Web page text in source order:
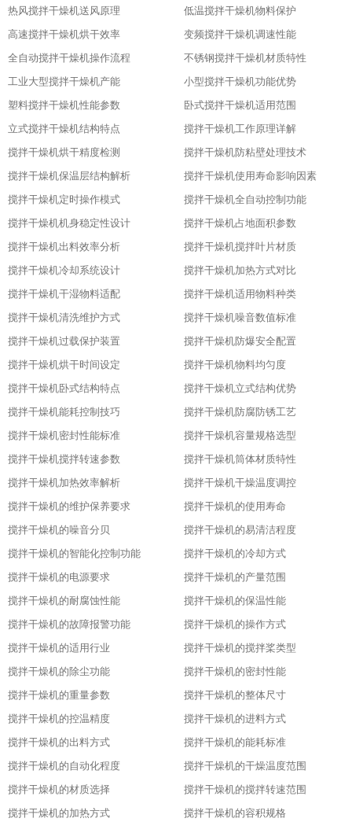
热风搅拌干燥机送风原理
低温搅拌干燥机物料保护
高速搅拌干燥机烘干效率
变频搅拌干燥机调速性能
全自动搅拌干燥机操作流程
不锈钢搅拌干燥机材质特性
工业大型搅拌干燥机产能
小型搅拌干燥机功能优势
塑料搅拌干燥机性能参数
卧式搅拌干燥机适用范围
立式搅拌干燥机结构特点
搅拌干燥机工作原理详解
搅拌干燥机烘干精度检测
搅拌干燥机防粘壁处理技术
搅拌干燥机保温层结构解析
搅拌干燥机使用寿命影响因素
搅拌干燥机定时操作模式
搅拌干燥机全自动控制功能
搅拌干燥机机身稳定性设计
搅拌干燥机占地面积参数
搅拌干燥机出料效率分析
搅拌干燥机搅拌叶片材质
搅拌干燥机冷却系统设计
搅拌干燥机加热方式对比
搅拌干燥机干湿物料适配
搅拌干燥机适用物料种类
搅拌干燥机清洗维护方式
搅拌干燥机噪音数值标准
搅拌干燥机过载保护装置
搅拌干燥机防爆安全配置
搅拌干燥机烘干时间设定
搅拌干燥机物料均匀度
搅拌干燥机卧式结构特点
搅拌干燥机立式结构优势
搅拌干燥机能耗控制技巧
搅拌干燥机防腐防锈工艺
搅拌干燥机密封性能标准
搅拌干燥机容量规格选型
搅拌干燥机搅拌转速参数
搅拌干燥机筒体材质特性
搅拌干燥机加热效率解析
搅拌干燥机干燥温度调控
搅拌干燥机的维护保养要求
搅拌干燥机的使用寿命
搅拌干燥机的噪音分贝
搅拌干燥机的易清洁程度
搅拌干燥机的智能化控制功能
搅拌干燥机的冷却方式
搅拌干燥机的电源要求
搅拌干燥机的产量范围
搅拌干燥机的耐腐蚀性能
搅拌干燥机的保温性能
搅拌干燥机的故障报警功能
搅拌干燥机的操作方式
搅拌干燥机的适用行业
搅拌干燥机的搅拌桨类型
搅拌干燥机的除尘功能
搅拌干燥机的密封性能
搅拌干燥机的重量参数
搅拌干燥机的整体尺寸
搅拌干燥机的控温精度
搅拌干燥机的进料方式
搅拌干燥机的出料方式
搅拌干燥机的能耗标准
搅拌干燥机的自动化程度
搅拌干燥机的干燥温度范围
搅拌干燥机的材质选择
搅拌干燥机的搅拌转速范围
搅拌干燥机的加热方式
搅拌干燥机的容积规格